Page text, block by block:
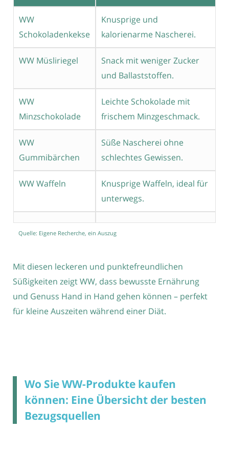
WW
Schokoladenkekse
Knusprige und
kalorienarme Nascherei.
WW Müsliriegel
Snack mit weniger Zucker
und Ballaststoffen.
WW
Minzschokolade
Leichte Schokolade mit
frischem Minzgeschmack.
WW
Gummibärchen
Süße Nascherei ohne
schlechtes Gewissen.
WW Waffeln
Knusprige Waffeln, ideal für
unterwegs.
Quelle: Eigene Recherche, ein Auszug
Mit diesen leckeren und punktefreundlichen
Süßigkeiten zeigt WW, dass bewusste Ernährung
und Genuss Hand in Hand gehen können – perfekt
für kleine Auszeiten während einer Diät.
Wo Sie WW-Produkte kaufen
können: Eine Übersicht der besten
Bezugsquellen